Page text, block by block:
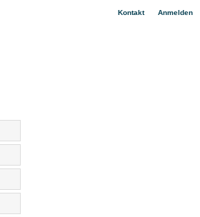
Kontakt| Anmelden